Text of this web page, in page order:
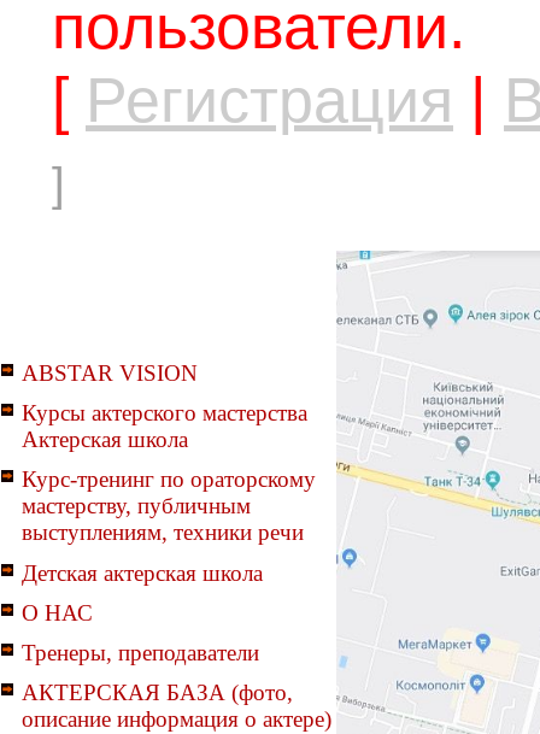
пользователи.
[ Регистрация |
]
ABSTAR VISION
Курсы актерского мастерства
Актерская школа
Курс-тренинг по ораторскому
мастерству, публичным
выступлениям, техники речи
Детская актерская школа
О НАС
Тренеры, преподаватели
АКТЕРСКАЯ БАЗА (фото,
описание информация о актере)